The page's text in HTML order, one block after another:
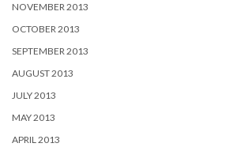
NOVEMBER 2013
OCTOBER 2013
SEPTEMBER 2013
AUGUST 2013
JULY 2013
MAY 2013
APRIL 2013